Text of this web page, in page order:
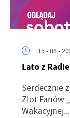
15 - 08 -
Lato z
Serdecznie
Zlot Fanów
Wakacyjnej...